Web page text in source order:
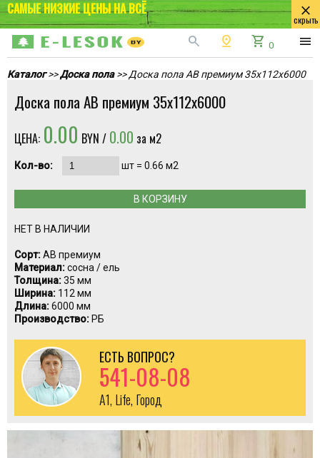
САМЫЕ НИЗКИЕ ЦЕНЫ НА ВСЁ close
скрыть
search pin_drop shopping_cart 0 menu
Каталог>>Доска пола >> Доска пола АВ премиум 35х112х6000
Доска пола АВ премиум 35х112х6000
ЦЕНА: 0.00 BYN / 0.00 за м2
Кол-во: шт = 0.66 м2
В КОРЗИНУ
НЕТ В НАЛИЧИИ
Сорт:АВ премиум
Материал:сосна / ель
Толщина:35 мм
Ширина: 112 мм
Длина:6000 мм
Производство: РБ
ЕСТЬ ВОПРОС?
541-08-08
A1, Life, Город